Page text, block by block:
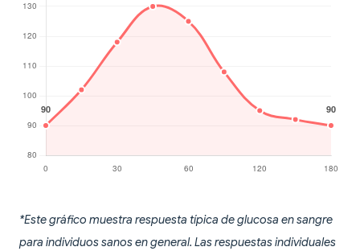
*Este gráfico muestra respuesta típica de glucosa en sangre
para individuos sanos en general. Las respuestas individuales